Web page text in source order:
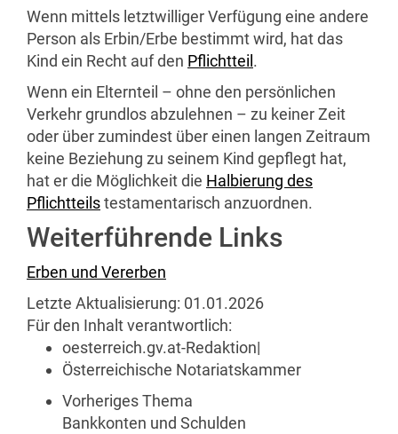
Wenn mittels letztwilliger Verfügung eine andere
Person als Erbin/Erbe bestimmt wird, hat das
Kind ein Recht auf den Pflichtteil .
Wenn ein Elternteil – ohne den persönlichen
Verkehr grundlos abzulehnen – zu keiner Zeit
oder über zumindest über einen langen Zeitraum
keine Beziehung zu seinem Kind gepflegt hat,
hat er die Möglichkeit die Halbierung des
Pflichtteilstestamentarisch anzuordnen.
Weiterführende Links
Erben und Vererben
Letzte Aktualisierung: 01.01.2026
Für den Inhalt verantwortlich:
oesterreich.gv.at-Redaktion|
Österreichische Notariatskammer
Vorheriges Thema
Bankkonten und Schulden